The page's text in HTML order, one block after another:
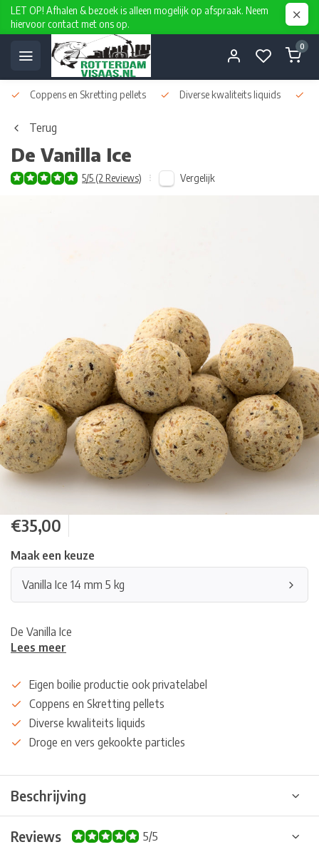
LET OP! Afhalen & bezoek is alleen mogelijk op afspraak. Neem
hiervoor contact met ons op.
0
Coppens en Skretting pellets Diverse kwaliteits liquids
Terug
De Vanilla Ice
5/5 (2 Reviews) Vergelijk
€35,00
Maak een keuze
Vanilla Ice 14 mm 5 kg
De Vanilla Ice
Lees meer
Eigen boilie productie ook privatelabel
Coppens en Skretting pellets
Diverse kwaliteits liquids
Droge en vers gekookte particles
Beschrijving
Reviews 5/5